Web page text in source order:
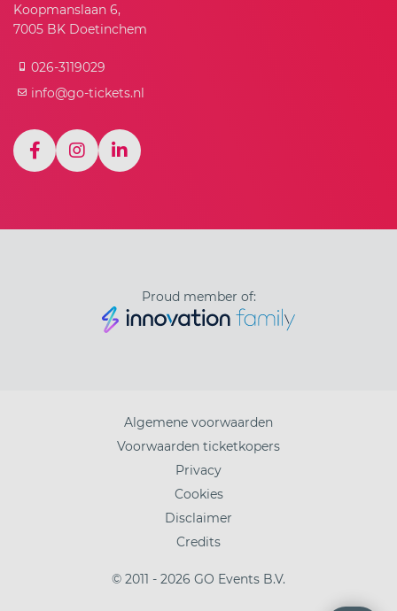
Koopmanslaan 6,
7005 BK Doetinchem
026-3119029
info@go-tickets.nl
Proud member of:
Algemene voorwaarden
Voorwaarden ticketkopers
Privacy
Cookies
Disclaimer
Credits
© 2011 - 2026 GO Events B.V.